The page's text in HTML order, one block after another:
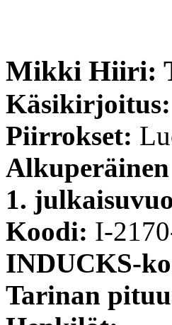
Mikki Hiiri:
Käsikirjoitus:
Piirrokset:
1.
Koodi: I-
INDUCKS-
Tarinan